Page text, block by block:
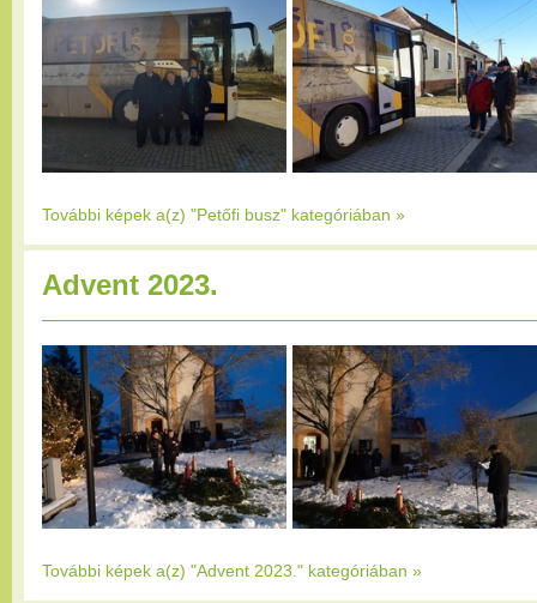
További képek a(z) "Petőfi busz" kategóriában »
Advent 2023.
További képek a(z) "Advent 2023." kategóriában »